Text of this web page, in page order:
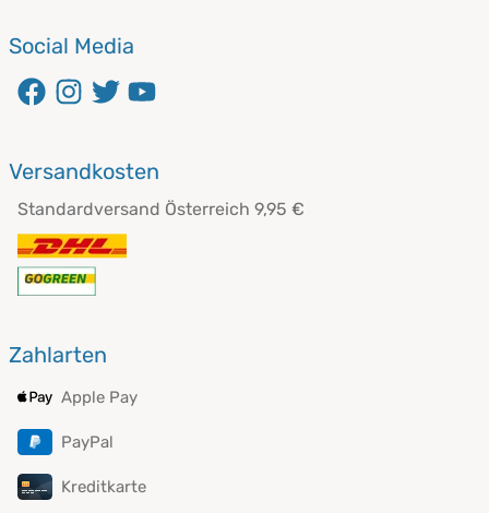
Social Media
öffnet in neuem Fenster
öffnet in neuem Fenster
öffnet in neuem Fenster
Versandkosten
Standardversand Österreich 9,95 €
Zahlarten
Apple Pay
PayPal
Kreditkarte